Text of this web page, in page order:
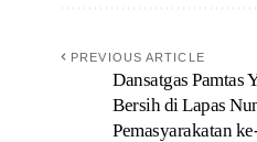
PREVIOUS ARTICLE
Dansatgas Pamtas
Bersih di Lapas
Pemasyarakatan